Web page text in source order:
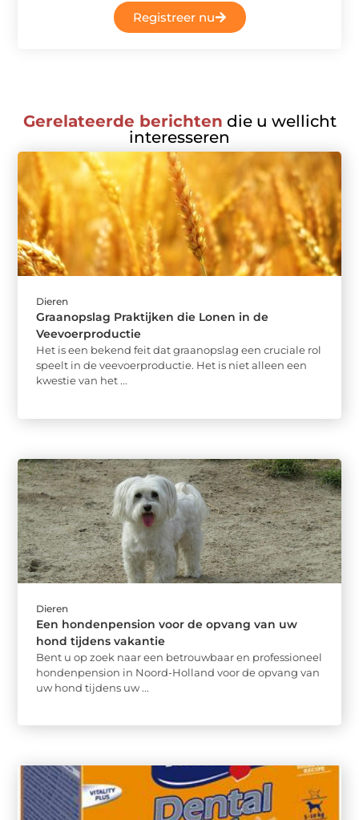
Registreer nu
Gerelateerde berichten die u wellicht
interesseren
Dieren
Graanopslag Praktijken die Lonen in de
Veevoerproductie
Het is een bekend feit dat graanopslag een cruciale rol
speelt in de veevoerproductie. Het is niet alleen een
kwestie van het ...
Dieren
Een hondenpension voor de opvang van uw
hond tijdens vakantie
Bent u op zoek naar een betrouwbaar en professioneel
hondenpension in Noord-Holland voor de opvang van
uw hond tijdens uw ...